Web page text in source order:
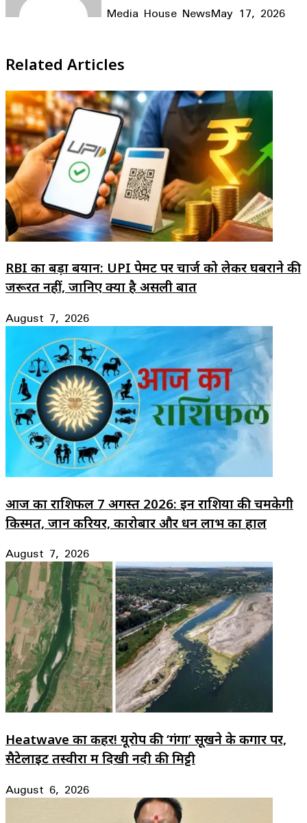
Media House NewsMay 17, 2026
Related Articles
RBI का बड़ा बयान: UPI पेमेंट पर चार्ज को लेकर घबराने की
जरूरत नहीं, जानिए क्या है असली बात
August 7, 2026
आज का राशिफल 7 अगस्त 2026: इन राशियों की चमकेगी
किस्मत, जानें करियर, कारोबार और धन लाभ का हाल
August 7, 2026
Heatwave का कहर! यूरोप की ‘गंगा’ सूखने के कगार पर,
सैटेलाइट तस्वीरों में दिखी नदी की मिट्टी
August 6, 2026